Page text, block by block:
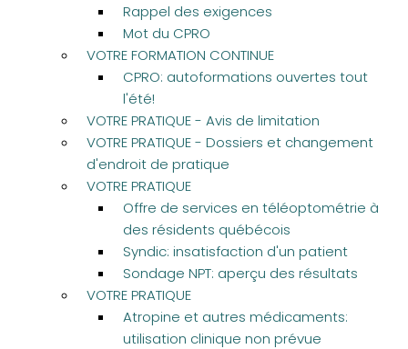
Rappel des exigences
Mot du CPRO
VOTRE FORMATION CONTINUE
CPRO: autoformations ouvertes tout
l'été!
VOTRE PRATIQUE - Avis de limitation
VOTRE PRATIQUE - Dossiers et changement
d'endroit de pratique
VOTRE PRATIQUE
Offre de services en téléoptométrie à
des résidents québécois
Syndic: insatisfaction d'un patient
Sondage NPT: aperçu des résultats
VOTRE PRATIQUE
Atropine et autres médicaments:
utilisation clinique non prévue